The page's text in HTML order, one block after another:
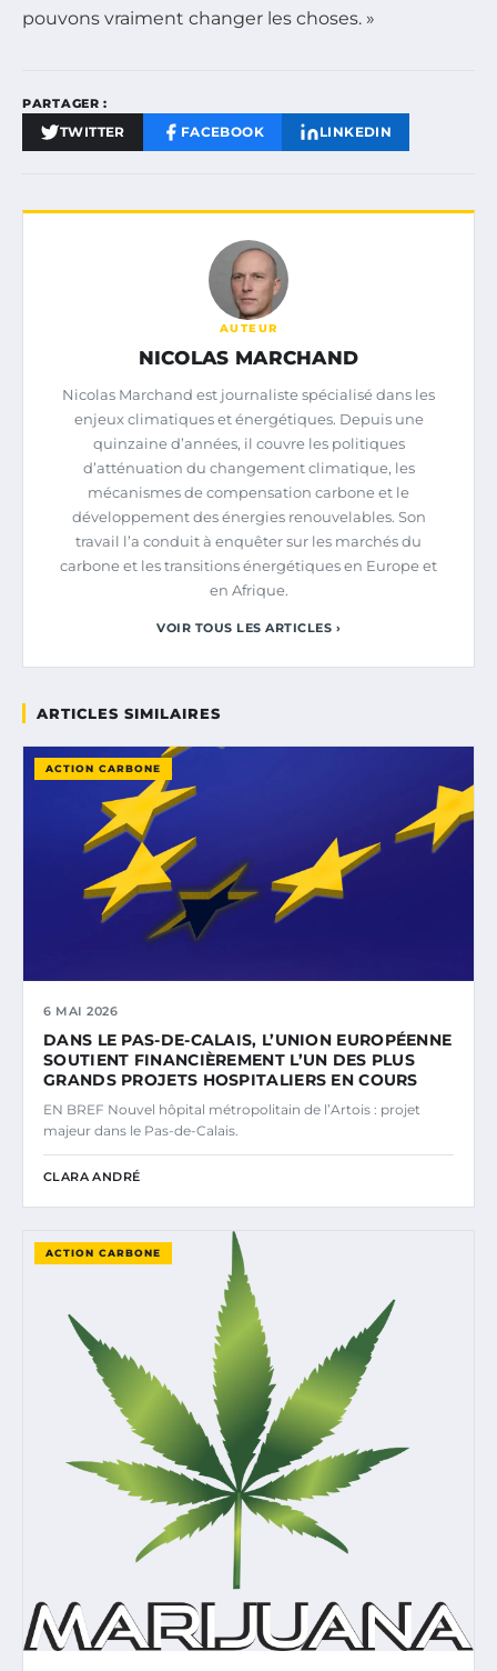
pouvons vraiment changer les choses. »
PARTAGER :
TWITTER FACEBOOK LINKEDIN
AUTEUR
NICOLAS MARCHAND
Nicolas Marchand est journaliste spécialisé dans les
enjeux climatiques et énergétiques. Depuis une
quinzaine d’années, il couvre les politiques
d’atténuation du changement climatique, les
mécanismes de compensation carbone et le
développement des énergies renouvelables. Son
travail l’a conduit à enquêter sur les marchés du
carbone et les transitions énergétiques en Europe et
en Afrique.
VOIR TOUS LES ARTICLES ›
ARTICLES SIMILAIRES
ACTION CARBONE
6 MAI 2026
DANS LE PAS-DE-CALAIS, L’UNION EUROPÉENNE
SOUTIENT FINANCIÈREMENT L’UN DES PLUS
GRANDS PROJETS HOSPITALIERS EN COURS
EN BREF Nouvel hôpital métropolitain de l’Artois : projet
majeur dans le Pas-de-Calais.
CLARA ANDRÉ
ACTION CARBONE